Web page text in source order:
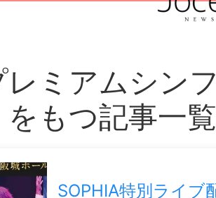
レミアムシン
をもつ記事一覧
SOPHIA特別ライブ